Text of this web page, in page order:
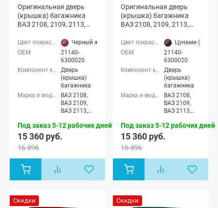
Оригинальная дверь
(крышка) багажника
ВАЗ 2108, 2109, 2113,
(Черный жемчуг 513)Черный жемчуг (513 серебристо-коричневый)
21140-
6300020
Дверь
(крышка)
багажника
ВАЗ 2108,
ВАЗ 2109,
ВАЗ 2113,
Под заказ 5-12 рабочих дней
15 360 руб.
16 896
Оригинальная дверь
(крышка) багажника
ВАЗ 2108, 2109, 2113,
(Цунами 363)
Цунами (363
21140-
6300020
Дверь
(крышка)
багажника
ВАЗ 2108,
ВАЗ 2109,
ВАЗ 2113,
Под заказ 5-12 рабочих дней
15 360 руб.
16 896
Скидки Скидки